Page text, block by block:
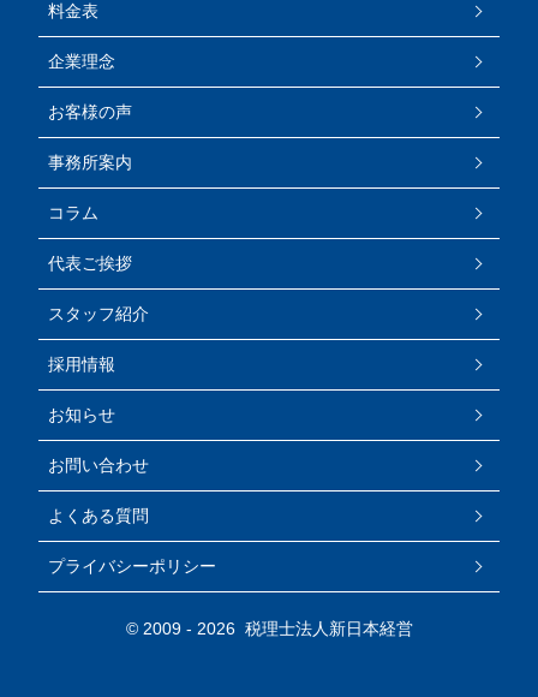
料金表
企業理念
お客様の声
事務所案内
コラム
代表ご挨拶
スタッフ紹介
採用情報
お知らせ
お問い合わせ
よくある質問
プライバシーポリシー
© 2009 - 2026 税理士法人新日本経営